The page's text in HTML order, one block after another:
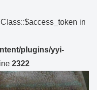
in
plugins/yyi-
2322